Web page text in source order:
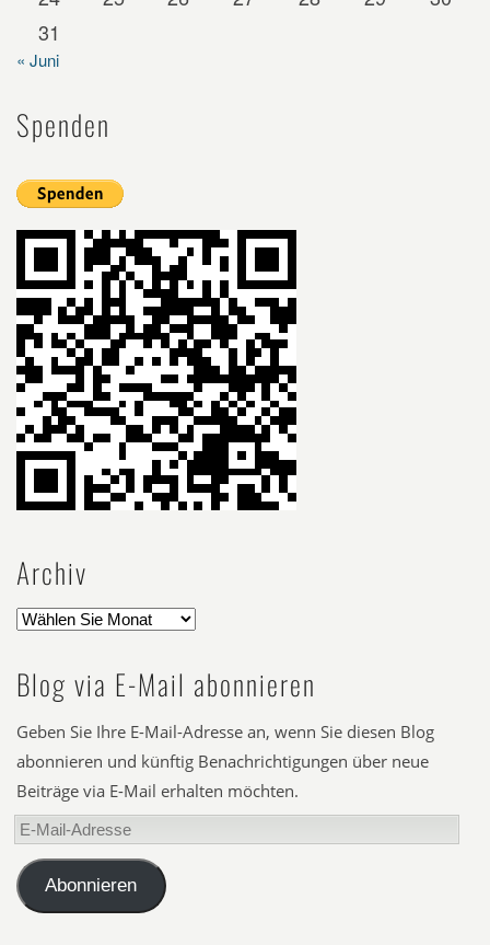
31
« Juni
Spenden
Archiv
Blog via E-Mail abonnieren
Geben Sie Ihre E-Mail-Adresse an, wenn Sie diesen Blog
abonnieren und künftig Benachrichtigungen über neue
Beiträge via E-Mail erhalten möchten.
E-
Mail-
AdresseAbonnieren